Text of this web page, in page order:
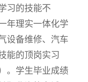
习的技能不
年理实一体化学
设备维修、汽车
能的顶岗实习
。学生毕业成绩